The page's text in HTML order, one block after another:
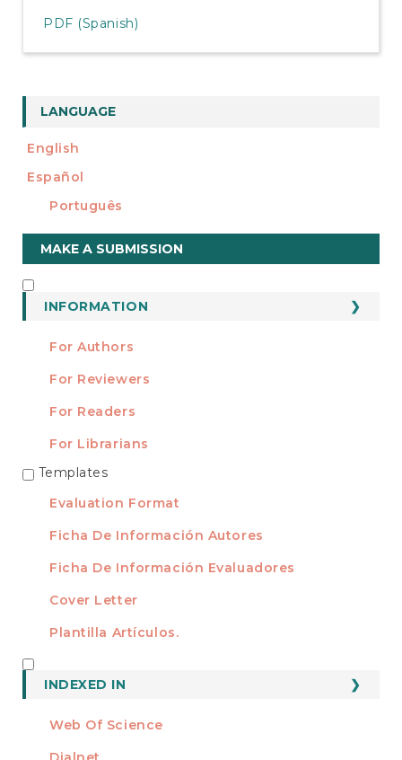
PDF (Spanish)
LANGUAGE
English
Español
Português
Make
a
Submission
MAKE A SUBMISSION
INFORMATION
For Authors
For Reviewers
For Readers
For Librarians
TEMPLATES
Templates
Evaluation Format
Ficha De Información Autores
Ficha De Información Evaluadores
Cover Letter
Plantilla Artículos.
INDEXED IN
Web Of Science